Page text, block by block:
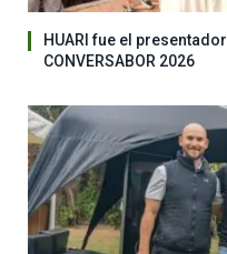
HUARI fue el
CONVERSABOR 2026